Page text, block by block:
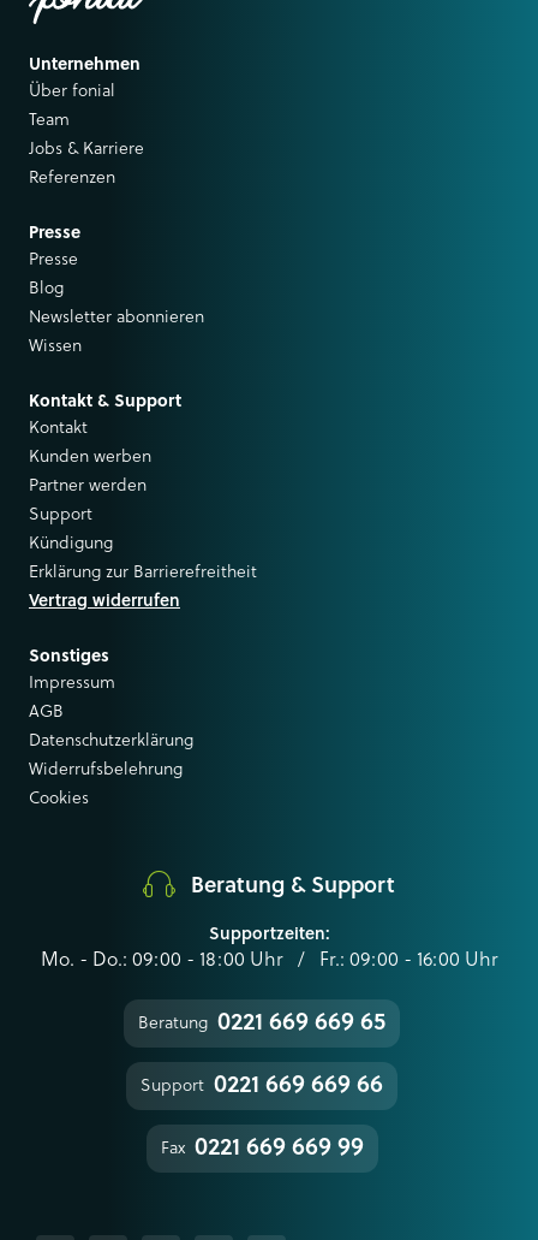
Unternehmen
Über fonial
Team
Jobs & Karriere
Referenzen
Presse
Presse
Blog
Newsletter abonnieren
Wissen
Kontakt & Support
Kontakt
Kunden werben
Partner werden
Support
Kündigung
Erklärung zur Barrierefreitheit
Vertrag widerrufen
Sonstiges
Impressum
AGB
Datenschutzerklärung
Widerrufsbelehrung
Cookies
Beratung & Support
Supportzeiten:
Mo. - Do.: 09:00 - 18:00 Uhr / Fr.: 09:00 - 16:00 Uhr
Beratung 0221 669 669 65
Support 0221 669 669 66
Fax 0221 669 669 99